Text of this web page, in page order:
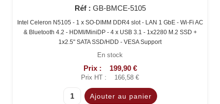
Réf : GB-BMCE-5105
Intel Celeron N5105 - 1 x SO-DIMM DDR4 slot - LAN 1 GbE - Wi-Fi AC
& Bluetooth 4.2 - HDMI/MiniDP - 4 x USB 3.1 - 1x2280 M.2 SSD +
1x2.5" SATA SSD/HDD - VESA Support
En stock
Prix : 199,90 €
Prix HT : 166,58 €